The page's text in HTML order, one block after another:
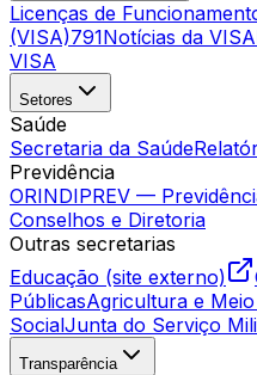
Licenças de
(VISA)791Notícias da VISA
VISA
Setores
Saúde
Secretaria da Saúde
Previdência
ORINDIPREV —
Conselhos e Diretoria
Outras secretarias
Educação (site externo)
PúblicasAgricultura e
SocialJunta do Serviço
Transparência